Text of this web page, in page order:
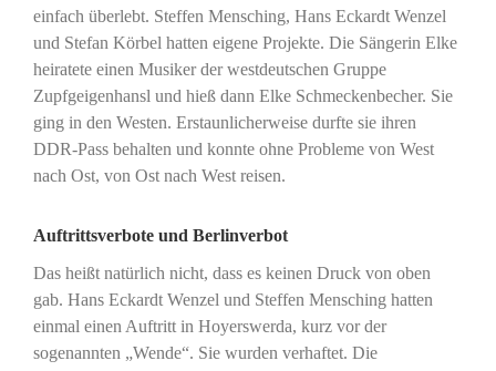
einfach überlebt. Steffen Mensching, Hans Eckardt Wenzel
und Stefan Körbel hatten eigene Projekte. Die Sängerin Elke
heiratete einen Musiker der westdeutschen Gruppe
Zupfgeigenhansl und hieß dann Elke Schmeckenbecher. Sie
ging in den Westen. Erstaunlicherweise durfte sie ihren
DDR-Pass behalten und konnte ohne Probleme von West
nach Ost, von Ost nach West reisen.
Auftrittsverbote und Berlinverbot
Das heißt natürlich nicht, dass es keinen Druck von oben
gab. Hans Eckardt Wenzel und Steffen Mensching hatten
einmal einen Auftritt in Hoyerswerda, kurz vor der
sogenannten „Wende“. Sie wurden verhaftet. Die